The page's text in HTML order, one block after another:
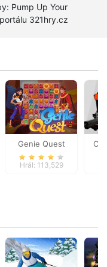
Pump Up Your
321hry.cz
Genie Quest
Hrál: 113,529